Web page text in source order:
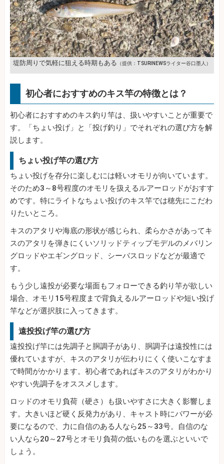
堤防周りで気軽に狙える時期もある （提供：TSURINEWSライター谷口墨人）
初心者におすすめのキス竿の特徴とは？
初心者におすすめのキス釣り竿は、扱いやすいことが重要で
す。「ちょい投げ」と「投げ釣り」でそれぞれの選び方を解
説します。
ちょい投げ竿の選び方
ちょい投げを存分に楽しむには軽いオモリが向いています。
そのため3～8号程度のオモリを扱えるルアーロッドがおすす
めです。特にライトなちょい投げのキス竿では穂先にこだわ
りたいところ。
キスのアタリや海底の形状が感じられ、柔らかさがあってキ
スのアタリを弾きにくいソリッドティップモデルのメバリン
グロッドやエギングロッド、シーバスロッドなどが最適で
す。
もう少し遠投が必要な場面もフォローできる釣り竿が欲しい
場合、オモリ15号程度まで背負えるルアーロッドや短い投げ
竿などが選択肢に入ってきます。
遠投投げ竿の選び方
遠投投げ竿には先調子と胴調子があり、胴調子は遠投性には
優れていますが、キスのアタリが伝わりにくく使いこなすま
で時間がかかります。初心者であればキスのアタリがわかり
やすい先調子をオススメします。
ロッドのオモリ負荷（硬さ）も扱いやすさに大きく影響しま
す。大きいほど硬く反発力があり、キャスト時にパワーが必
要になるので、力に自信のある人なら25～33号。自信のな
い人なら20～27号とオモリ負荷の低いものを選ぶといいで
しょう。